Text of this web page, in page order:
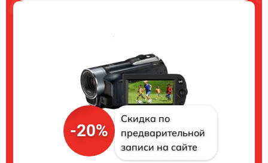
-20%
Скидка по
предварительной
записи на сайте